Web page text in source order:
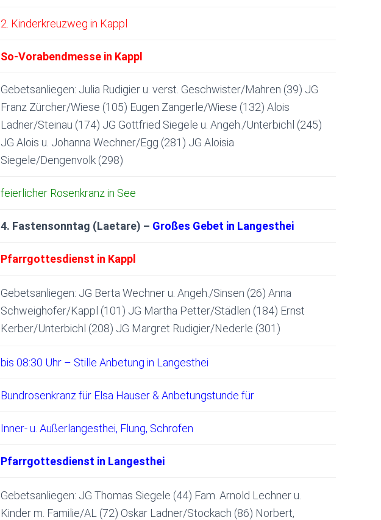
2. Kinderkreuzweg in Kappl
So-Vorabendmesse in Kappl
Gebetsanliegen: Julia Rudigier u. verst. Geschwister/Mahren (39) JG
Franz Zürcher/Wiese (105) Eugen Zangerle/Wiese (132) Alois
Ladner/Steinau (174) JG Gottfried Siegele u. Angeh./Unterbichl (245)
JG Alois u. Johanna Wechner/Egg (281) JG Aloisia
Siegele/Dengenvolk (298)
feierlicher Rosenkranz in See
4. Fastensonntag (Laetare) – Großes Gebet in Langesthei
Pfarrgottesdienst in Kappl
Gebetsanliegen: JG Berta Wechner u. Angeh./Sinsen (26) Anna
Schweighofer/Kappl (101) JG Martha Petter/Städlen (184) Ernst
Kerber/Unterbichl (208) JG Margret Rudigier/Nederle (301)
bis 08:30 Uhr – Stille Anbetung in Langesthei
Bundrosenkranz für Elsa Hauser & Anbetungstunde für
Inner- u. Außerlangesthei, Flung, Schrofen
Pfarrgottesdienst in Langesthei
Gebetsanliegen: JG Thomas Siegele (44) Fam. Arnold Lechner u.
Kinder m. Familie/AL (72) Oskar Ladner/Stockach (86) Norbert,